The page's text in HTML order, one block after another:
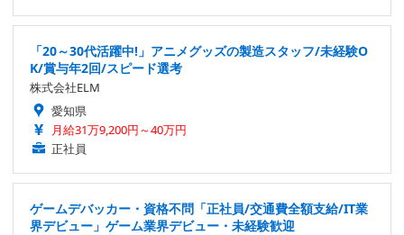
「20～30代活躍中!」アニメグッズの製造スタッフ/未経験O
K/賞与年2回/スピード選考
株式会社ELM
愛知県
月給31万9,200円～40万円
正社員
ゲームデバッカー・資格不問「正社員/交通費全額支給/IT業
界デビュー」ゲーム業界デビュー・未経験歓迎